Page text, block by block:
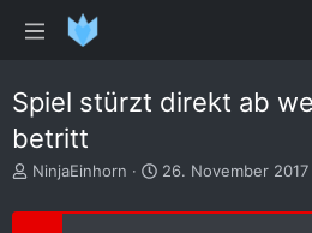
Spiel stürzt direkt ab
betritt
E
s
NinjaEinhorn
E
s
26. November 2017